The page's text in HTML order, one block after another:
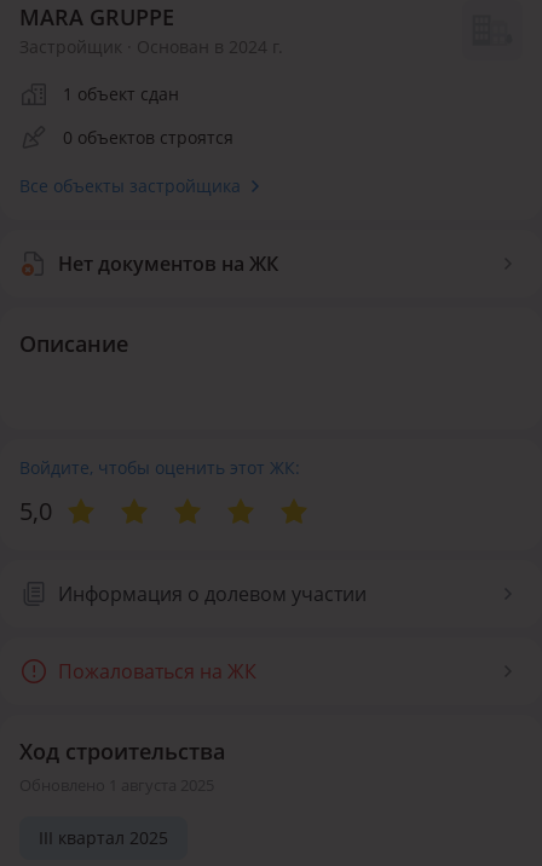
Количество квартир 114
Инфраструктура внутри ЖК
Детская площадка Спортивная площадка
Безопасность
MARA GRUPPE
Застройщик · Основан в 2024 г.
1 объект сдан
0 объектов строятся
Все объекты застройщика
Нет документов на ЖК
Описание
Войдите, чтобы оценить этот ЖК:
5,0
Информация о долевом участии
Пожаловаться на ЖК
Ход строительства
III квартал 2025